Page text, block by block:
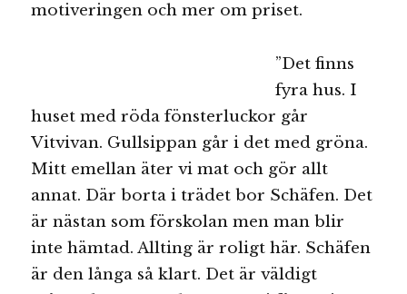
motiveringen och mer om priset.
”Det finns
fyra hus. I
huset med röda fönsterluckor går
Vitvivan. Gullsippan går i det med gröna.
Mitt emellan äter vi mat och gör allt
annat. Där borta i trädet bor Schäfen. Det
är nästan som förskolan men man blir
inte hämtad. Allting är roligt här. Schäfen
är den långa så klart. Det är väldigt